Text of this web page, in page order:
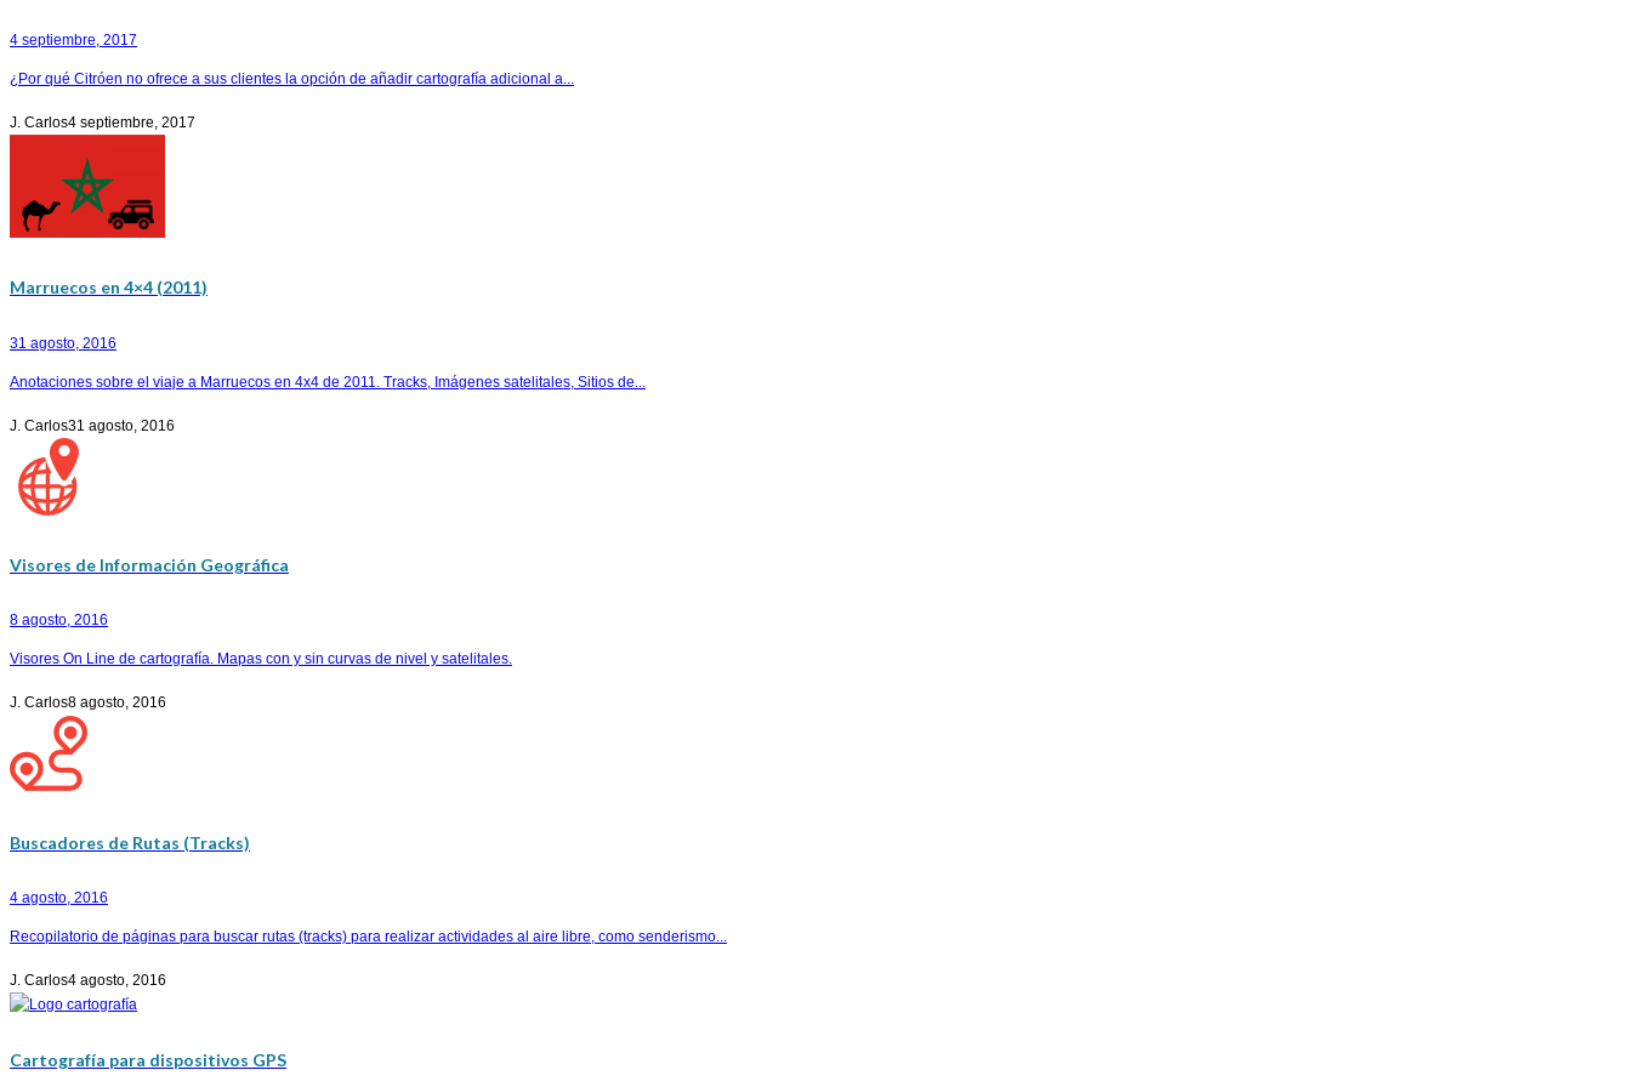
4 septiembre, 2017
¿Por qué Citróen no ofrece a sus clientes la opción de añadir cartografía adicional a...
J. Carlos4 septiembre, 2017
Marruecos en 4×4 (2011)
31 agosto, 2016
Anotaciones sobre el viaje a Marruecos en 4x4 de 2011. Tracks, Imágenes satelitales, Sitios de...
J. Carlos31 agosto, 2016
Visores de Información Geográfica
8 agosto, 2016
Visores On Line de cartografía. Mapas con y sin curvas de nivel y satelitales.
J. Carlos8 agosto, 2016
Buscadores de Rutas (Tracks)
4 agosto, 2016
Recopilatorio de páginas para buscar rutas (tracks) para realizar actividades al aire libre, como senderismo...
J. Carlos4 agosto, 2016
Cartografía para dispositivos GPS